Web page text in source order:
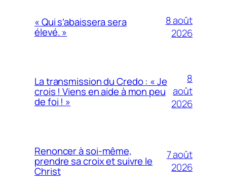
« Qui s’abaissera sera
élevé. »
8 août
2026
La transmission du Credo : « Je
crois ! Viens en aide à mon peu
de foi ! »
8
août
2026
Renoncer à soi-même,
prendre sa croix et suivre le
Christ
7 août
2026